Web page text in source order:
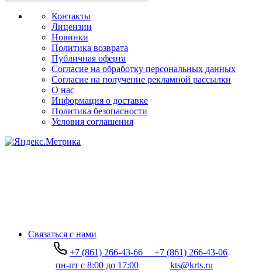
Контакты
Лицензии
Новинки
Политика возврата
Публичная оферта
Согласие на обработку персональных данных
Согласие на получение рекламной рассылки
О нас
Информация о доставке
Политика безопасности
Условия соглашения
Связаться с нами
+7 (861) 266-43-66
+7 (861) 266-43-06
пн-пт с 8:00 до 17:00
kts@krts.ru